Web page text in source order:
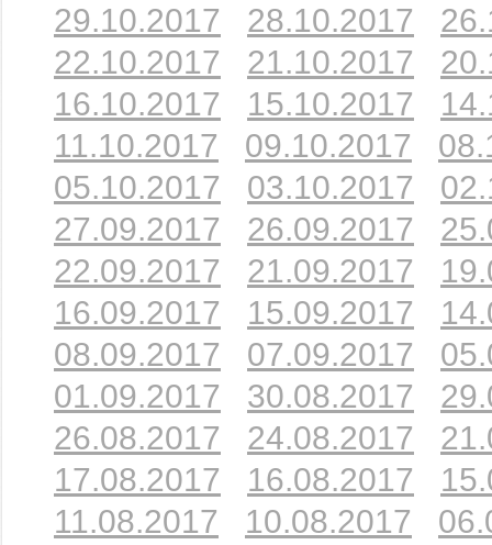
29.10.2017
28.10.2017
22.10.2017
21.10.2017
16.10.2017
15.10.2017
11.10.2017
09.10.2017
05.10.2017
03.10.2017
27.09.2017
26.09.2017
22.09.2017
21.09.2017
16.09.2017
15.09.2017
08.09.2017
07.09.2017
01.09.2017
30.08.2017
26.08.2017
24.08.2017
17.08.2017
16.08.2017
11.08.2017
10.08.2017